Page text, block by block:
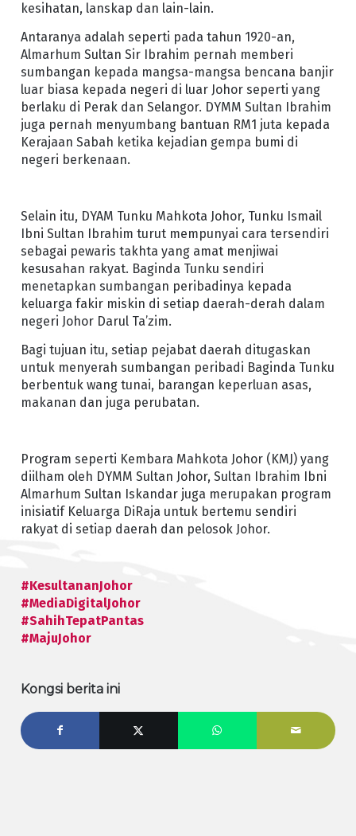
kesihatan, lanskap dan lain-lain.
Antaranya adalah seperti pada tahun 1920-an,
Almarhum Sultan Sir Ibrahim pernah memberi
sumbangan kepada mangsa-mangsa bencana banjir
luar biasa kepada negeri di luar Johor seperti yang
berlaku di Perak dan Selangor. DYMM Sultan Ibrahim
juga pernah menyumbang bantuan RM1 juta kepada
Kerajaan Sabah ketika kejadian gempa bumi di
negeri berkenaan.
Selain itu, DYAM Tunku Mahkota Johor, Tunku Ismail
Ibni Sultan Ibrahim turut mempunyai cara tersendiri
sebagai pewaris takhta yang amat menjiwai
kesusahan rakyat. Baginda Tunku sendiri
menetapkan sumbangan peribadinya kepada
keluarga fakir miskin di setiap daerah-derah dalam
negeri Johor Darul Ta’zim.
Bagi tujuan itu, setiap pejabat daerah ditugaskan
untuk menyerah sumbangan peribadi Baginda Tunku
berbentuk wang tunai, barangan keperluan asas,
makanan dan juga perubatan.
Program seperti Kembara Mahkota Johor (KMJ) yang
diilham oleh DYMM Sultan Johor, Sultan Ibrahim Ibni
Almarhum Sultan Iskandar juga merupakan program
inisiatif Keluarga DiRaja untuk bertemu sendiri
rakyat di setiap daerah dan pelosok Johor.
#KesultananJohor
#MediaDigitalJohor
#SahihTepatPantas
#MajuJohor
Kongsi berita ini